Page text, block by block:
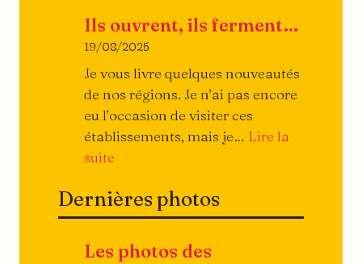
Linéa
Ils ouvrent, ils ferment…
19/08/2025
Je vous livre quelques nouveautés
de nos régions. Je n’ai pas encore
eu l’occasion de visiter ces
établissements, mais je… Lire la
suite
ouvrent,
ils
ferment…
Dernières photos
Les photos des